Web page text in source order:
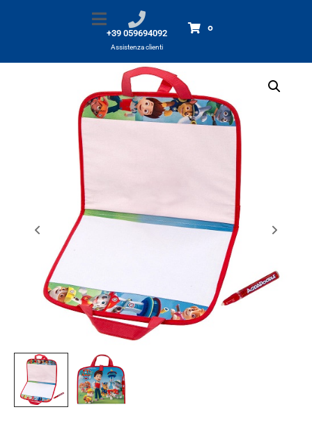
+39 059694092
Assistenza clienti
0
Prodotti Paw Patrol Valigetta Aquadoodle